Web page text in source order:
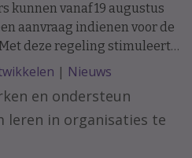
kunnen vanaf 19 augustus
aanvraag indienen voor de
deze regeling stimuleert
Sociale Zaken en
leren en ontwikkelen
| Nieuws
en ondersteun
leren in organisaties te